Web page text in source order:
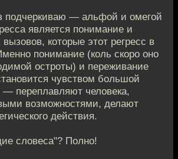
подчеркиваю — альфой и омегой
является понимание и
которые этот регресс в
понимание (коль скоро оно
остроты) и переживание
чувством большой
переплавляют человека,
возможностями, делают
действия.
словеса"? Полно!